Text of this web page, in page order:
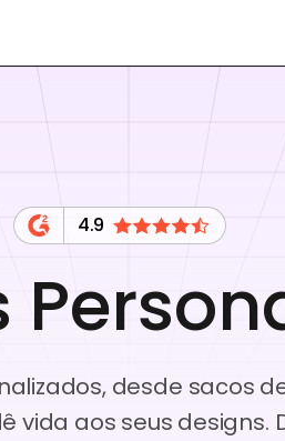
4.9
desde sacos
vida aos seus designs.